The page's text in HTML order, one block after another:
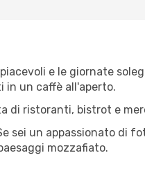
e le giornate
in un caffè all'aperto.
di ristoranti, bistrot e
sei un appassionato di
mozzafiato.